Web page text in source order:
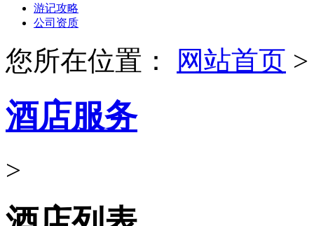
游记攻略
公司资质
您所在位置： 网站首页 >
酒店服务
>